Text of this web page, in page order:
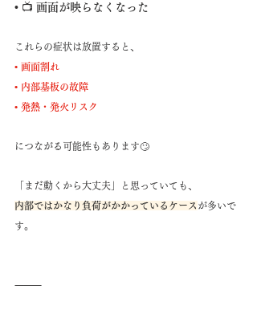
• 📺 画面が映らなくなった
これらの症状は放置すると、
• 画面割れ
• 内部基板の故障
• 発熱・発火リスク
につながる可能性もあります🙄
「まだ動くから大丈夫」と思っていても、
内部ではかなり負荷がかかっているケース が多いで
す。
⸻